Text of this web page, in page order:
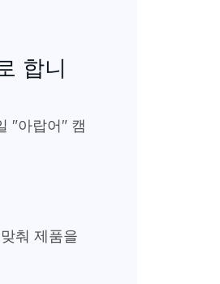
합니
"아랍어" 캠
춰 제품을